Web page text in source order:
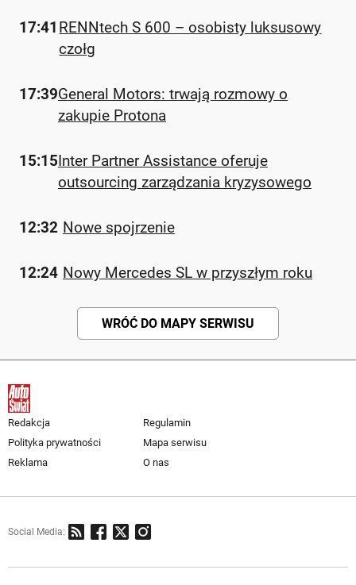
17:41 RENNtech S 600 – osobisty luksusowy
czołg
17:39General Motors: trwają rozmowy o
zakupie Protona
15:15Inter Partner Assistance oferuje
outsourcing zarządzania kryzysowego
12:32 Nowe spojrzenie
12:24 Nowy Mercedes SL w przyszłym roku
WRÓĆ DO MAPY SERWISU
Redakcja
Regulamin
Polityka prywatności
Mapa serwisu
Reklama
O nas
Social Media: